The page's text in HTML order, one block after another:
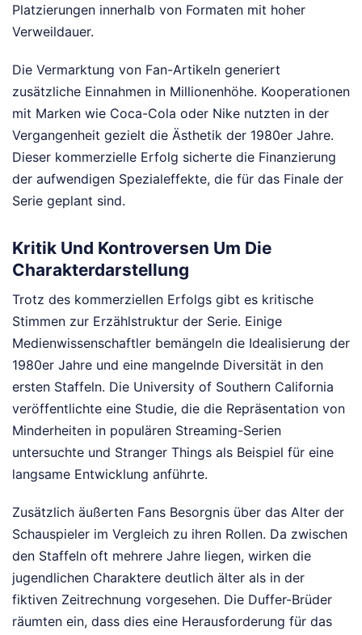
Platzierungen innerhalb von Formaten mit hoher
Verweildauer.
Die Vermarktung von Fan-Artikeln generiert
zusätzliche Einnahmen in Millionenhöhe. Kooperationen
mit Marken wie Coca-Cola oder Nike nutzten in der
Vergangenheit gezielt die Ästhetik der 1980er Jahre.
Dieser kommerzielle Erfolg sicherte die Finanzierung
der aufwendigen Spezialeffekte, die für das Finale der
Serie geplant sind.
Kritik Und Kontroversen Um Die
Charakterdarstellung
Trotz des kommerziellen Erfolgs gibt es kritische
Stimmen zur Erzählstruktur der Serie. Einige
Medienwissenschaftler bemängeln die Idealisierung der
1980er Jahre und eine mangelnde Diversität in den
ersten Staffeln. Die University of Southern California
veröffentlichte eine Studie, die die Repräsentation von
Minderheiten in populären Streaming-Serien
untersuchte und Stranger Things als Beispiel für eine
langsame Entwicklung anführte.
Zusätzlich äußerten Fans Besorgnis über das Alter der
Schauspieler im Vergleich zu ihren Rollen. Da zwischen
den Staffeln oft mehrere Jahre liegen, wirken die
jugendlichen Charaktere deutlich älter als in der
fiktiven Zeitrechnung vorgesehen. Die Duffer-Brüder
räumten ein, dass dies eine Herausforderung für das